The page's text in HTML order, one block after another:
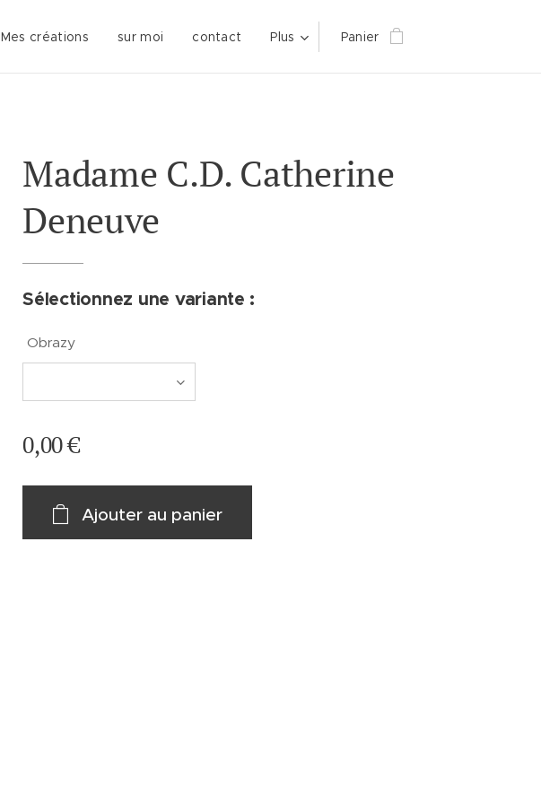
Mes créations sur moi contact Plus Panier
Madame C.D. Catherine
Deneuve
Sélectionnez une variante :
Obrazy
0,00€
Ajouter au panier